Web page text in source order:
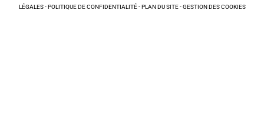
LÉGALES-POLITIQUE DE CONFIDENTIALITÉ-PLAN DU SITE-GESTION DES COOKIES